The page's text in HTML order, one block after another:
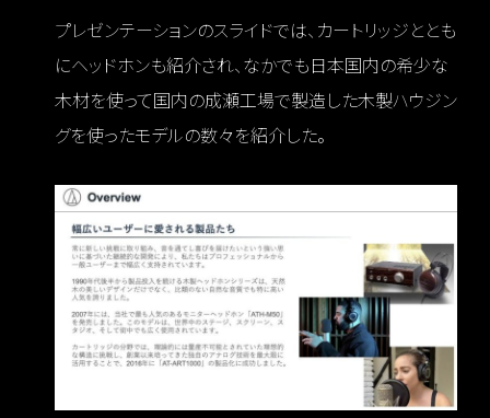
プレゼンテーションのスライドでは、カートリッジととも
にヘッドホンも紹介され、なかでも日本国内の希少な
木材を使って国内の成瀬工場で製造した木製ハウジン
グを使ったモデルの数々を紹介した。